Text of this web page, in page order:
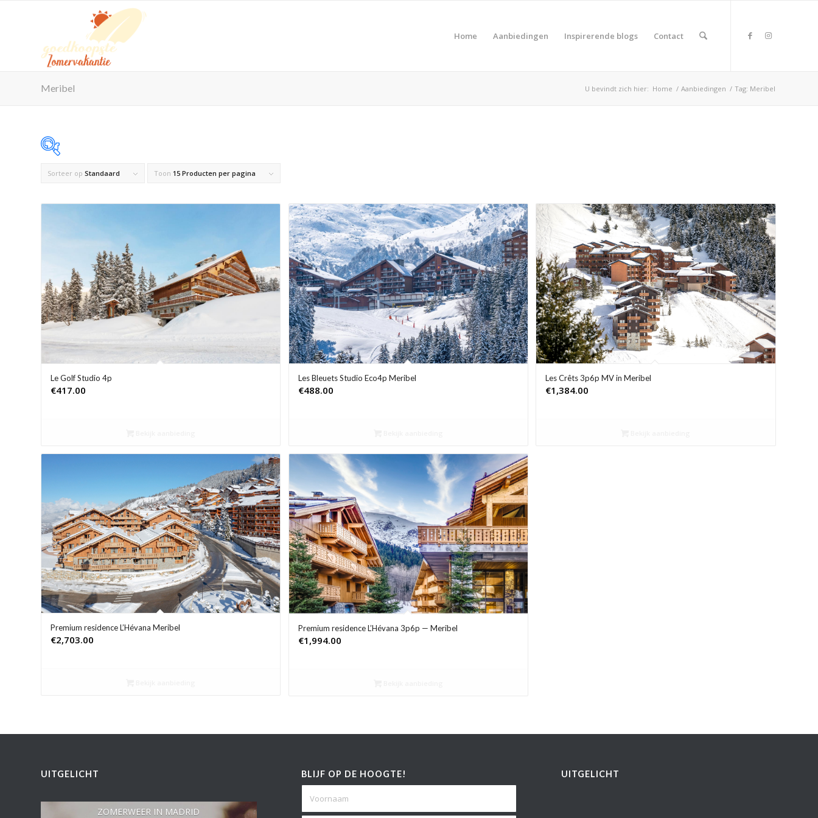
Home Aanbiedingen Inspirerende blogs Contact
Meribel U bevindt zich hier: Home / Aanbiedingen / Tag: Meribel
Op voorraad
Product Prijs vanaf € Product Rating
Product Reisorganisatie Product Type vakantie Product Wifi
Product Zwembad
Sorteer op Standaard Toon 15 Producten per pagina
Le Golf Studio 4p
€417.00
Les Bleuets Studio Eco4p Meribel
€488.00
Les Crêts 3p6p MV in Meribel
€1,384.00
Premium residence L’Hévana Meribel
€2,703.00
Premium residence L’Hévana 3p6p — Meribel
€1,994.00
UITGELICHT
ZOMERWEER IN MADRID
BLIJF OP DE HOOGTE! UITGELICHT